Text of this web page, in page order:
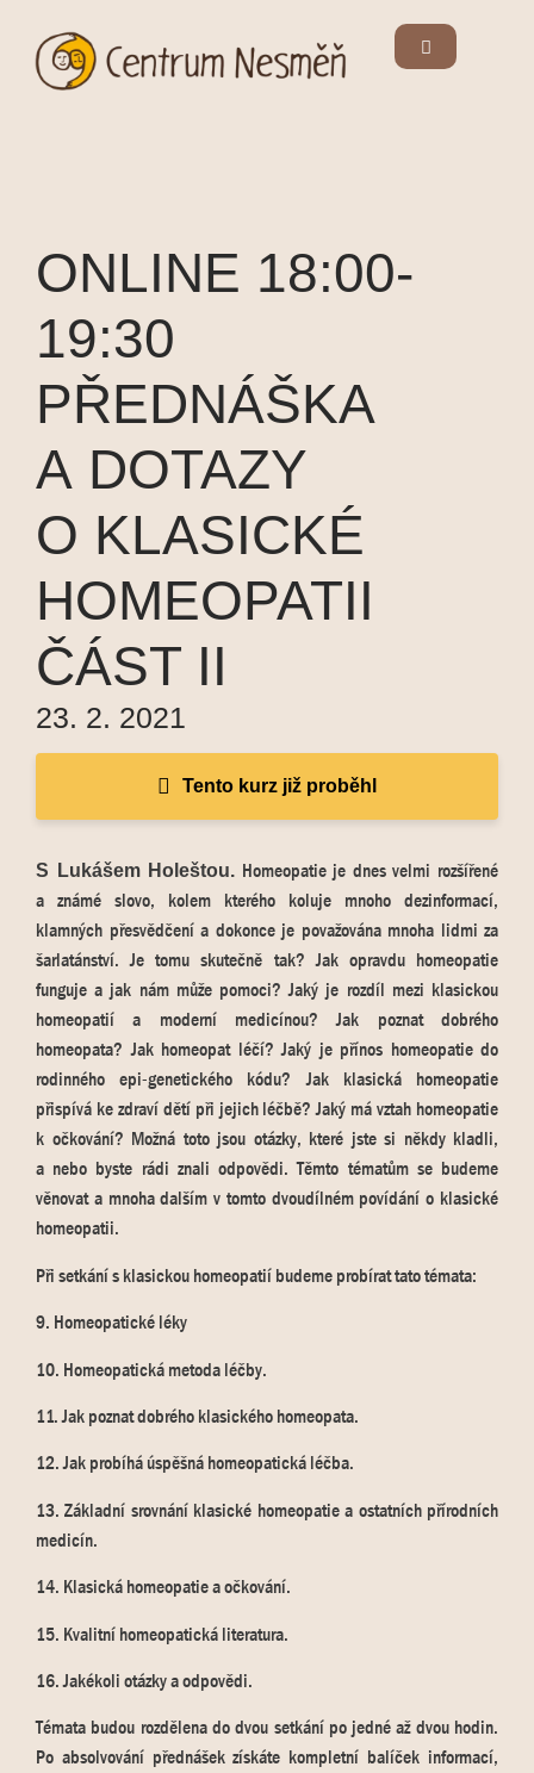
ONLINE 18:00-
19:30
PŘEDNÁŠKA
A DOTAZY
O KLASICKÉ
HOMEOPATII
ČÁST II
23. 2. 2021
Tento kurz již proběhl
S Lukášem Holeštou. Homeopatie je dnes velmi rozšířené
a známé slovo, kolem kterého koluje mnoho dezinformací,
klamných přesvědčení a dokonce je považována mnoha lidmi za
šarlatánství. Je tomu skutečně tak? Jak opravdu homeopatie
funguje a jak nám může pomoci? Jaký je rozdíl mezi klasickou
homeopatií a moderní medicínou? Jak poznat dobrého
homeopata? Jak homeopat léčí? Jaký je přínos homeopatie do
rodinného epi-genetického kódu? Jak klasická homeopatie
přispívá ke zdraví dětí při jejich léčbě? Jaký má vztah homeopatie
k očkování? Možná toto jsou otázky, které jste si někdy kladli,
a nebo byste rádi znali odpovědi. Těmto tématům se budeme
věnovat a mnoha dalším v tomto dvoudílném povídání o klasické
homeopatii.
Při setkání s klasickou homeopatií budeme probírat tato témata:
9. Homeopatické léky
10. Homeopatická metoda léčby.
11. Jak poznat dobrého klasického homeopata.
12. Jak probíhá úspěšná homeopatická léčba.
13. Základní srovnání klasické homeopatie a ostatních přírodních
medicín.
14. Klasická homeopatie a očkování.
15. Kvalitní homeopatická literatura.
16. Jakékoli otázky a odpovědi.
Témata budou rozdělena do dvou setkání po jedné až dvou hodin.
Po absolvování přednášek získáte kompletní balíček informací,